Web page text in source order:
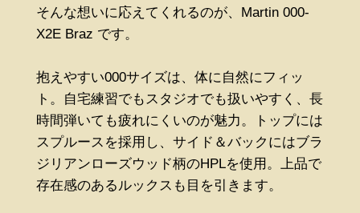
そんな想いに応えてくれるのが、Martin 000-
X2E Braz です。
抱えやすい000サイズは、体に自然にフィッ
ト。自宅練習でもスタジオでも扱いやすく、長
時間弾いても疲れにくいのが魅力。トップには
スプルースを採用し、サイド＆バックにはブラ
ジリアンローズウッド柄のHPLを使用。上品で
存在感のあるルックスも目を引きます。